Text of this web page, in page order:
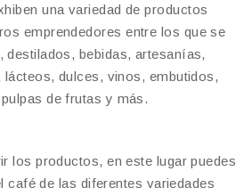
una variedad de productos
emprendedores entre los que se
destilados, bebidas, artesanías,
dulces, vinos, embutidos,
de frutas y más.
los productos, en este lugar puedes
café de las diferentes variedades